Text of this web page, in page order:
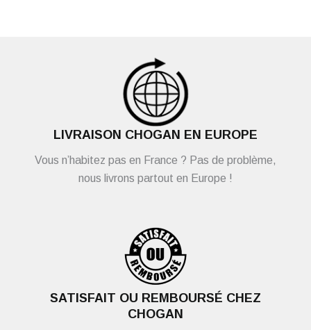
LIVRAISON CHOGAN EN EUROPE
Vous n’habitez pas en France ? Pas de problème,
nous livrons partout en Europe !
SATISFAIT OU REMBOURSÉ CHEZ
CHOGAN